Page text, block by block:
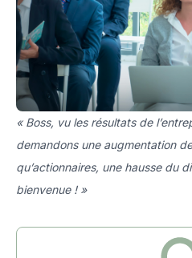
« Boss, vu les résultats de
demandons une augmentation
qu’actionnaires, une hausse du
bienvenue ! »